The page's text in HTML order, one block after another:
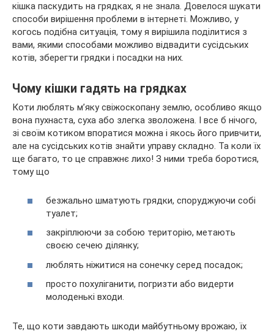
кішка паскудить на грядках, я не знала. Довелося шукати
способи вирішення проблеми в інтернеті. Можливо, у
когось подібна ситуація, тому я вирішила поділитися з
вами, якими способами можливо відвадити сусідських
котів, зберегти грядки і посадки на них.
Чому кішки гадять на грядках
Коти люблять м’яку свіжоскопану землю, особливо якщо
вона пухнаста, суха або злегка зволожена. І все б нічого,
зі своїм котиком впоратися можна і якось його привчити,
але на сусідських котів знайти управу складно. Та коли їх
ще багато, то це справжнє лихо! З ними треба боротися,
тому що
безжально шматують грядки, споруджуючи собі
туалет;
закріплюючи за собою територію, метають
своєю сечею ділянку;
люблять ніжитися на сонечку серед посадок;
просто похуліганити, погризти або видерти
молоденькі входи.
Те, що коти завдають шкоди майбутньому врожаю, їх